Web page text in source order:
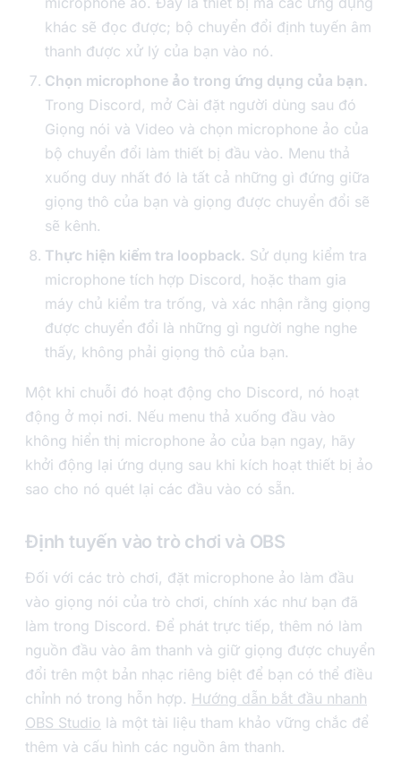
khác sẽ đọc được; bộ chuyển đổi định tuyến âm
thanh được xử lý của bạn vào nó.
Chọn microphone ảo trong ứng dụng của bạn.
Trong Discord, mở Cài đặt người dùng sau đó
Giọng nói và Video và chọn microphone ảo của
bộ chuyển đổi làm thiết bị đầu vào. Menu thả
xuống duy nhất đó là tất cả những gì đứng giữa
giọng thô của bạn và giọng được chuyển đổi sẽ
sẽ kênh.
Thực hiện kiểm tra loopback. Sử dụng kiểm tra
microphone tích hợp Discord, hoặc tham gia
máy chủ kiểm tra trống, và xác nhận rằng giọng
được chuyển đổi là những gì người nghe nghe
thấy, không phải giọng thô của bạn.
Một khi chuỗi đó hoạt động cho Discord, nó hoạt
động ở mọi nơi. Nếu menu thả xuống đầu vào
không hiển thị microphone ảo của bạn ngay, hãy
khởi động lại ứng dụng sau khi kích hoạt thiết bị ảo
sao cho nó quét lại các đầu vào có sẵn.
Định tuyến vào trò chơi và OBS
Đối với các trò chơi, đặt microphone ảo làm đầu
vào giọng nói của trò chơi, chính xác như bạn đã
làm trong Discord. Để phát trực tiếp, thêm nó làm
nguồn đầu vào âm thanh và giữ giọng được chuyển
đổi trên một bản nhạc riêng biệt để bạn có thể điều
chỉnh nó trong hỗn hợp. Hướng dẫn bắt đầu nhanh
OBS Studio là một tài liệu tham khảo vững chắc để
thêm và cấu hình các nguồn âm thanh.